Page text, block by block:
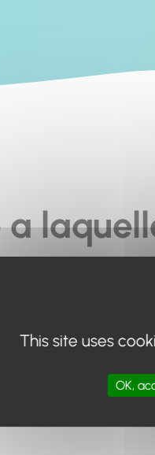
à utiliser le moteur
This site uses
OK,